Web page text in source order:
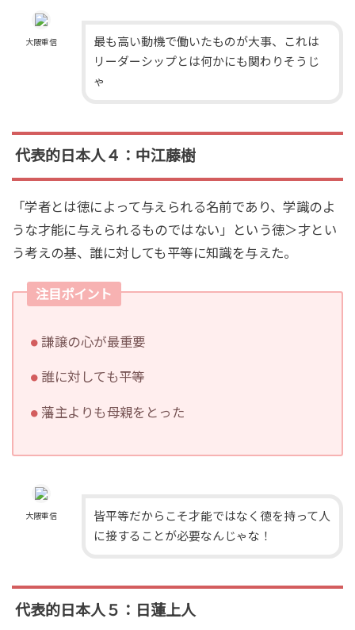
大隈重信
最も高い動機で働いたものが大事、これは
リーダーシップとは何かにも関わりそうじ
ゃ
代表的日本人４：中江藤樹
「学者とは徳によって与えられる名前であり、学識のよ
うな才能に与えられるものではない」という徳＞才とい
う考えの基、誰に対しても平等に知識を与えた。
注目ポイント
謙譲の心が最重要
誰に対しても平等
藩主よりも母親をとった
大隈重信
皆平等だからこそ才能ではなく徳を持って人
に接することが必要なんじゃな！
代表的日本人５：日蓮上人